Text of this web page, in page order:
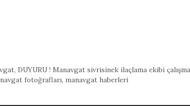
, DUYURU ! Manavgat sivrisinek ilaçlama ekibi
fotoğrafları, manavgat haberleri